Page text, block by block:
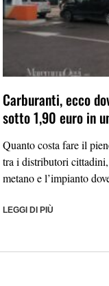
Carburanti, ecco
sotto 1,90 euro in
Quanto costa fare il
tra i distributori
metano e l’impianto
LEGGI DI PIÙ